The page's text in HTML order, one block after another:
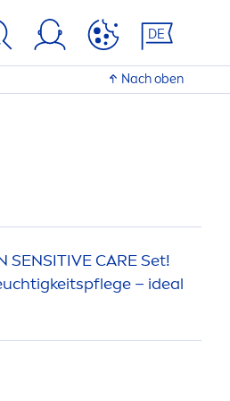
DE
Nach oben
SENSITIVE CARESet!
– ideal